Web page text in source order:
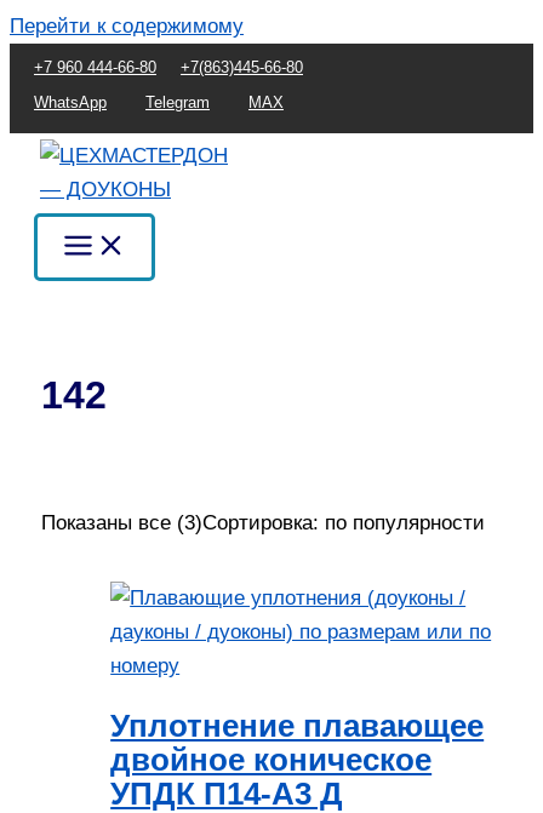
Перейти к содержимому
+7 960 444-66-80
+7(863)445-66-80
WhatsApp
Telegram MAX
142
Показаны все (3)Сортировка: по популярности
Уплотнение плавающее
двойное коническое
УПДК П14-А3 Д